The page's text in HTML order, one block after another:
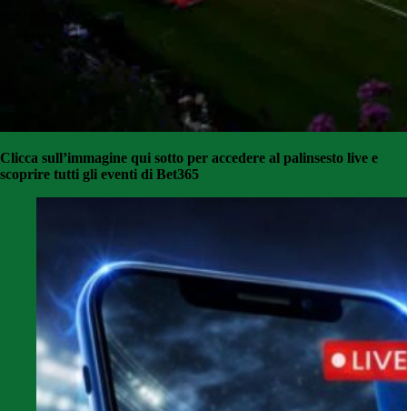
Clicca sull’immagine qui sotto per accedere al palinsesto live e
scoprire tutti gli eventi di Bet365